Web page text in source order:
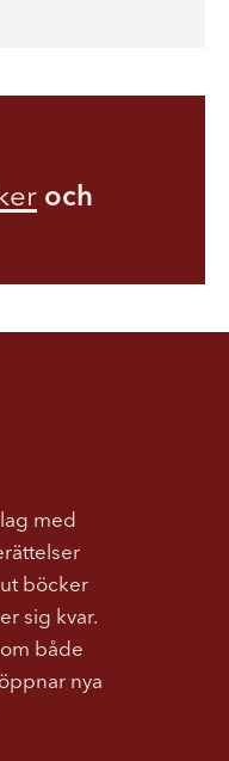
och
med
böcker
sig kvar.
både
nya